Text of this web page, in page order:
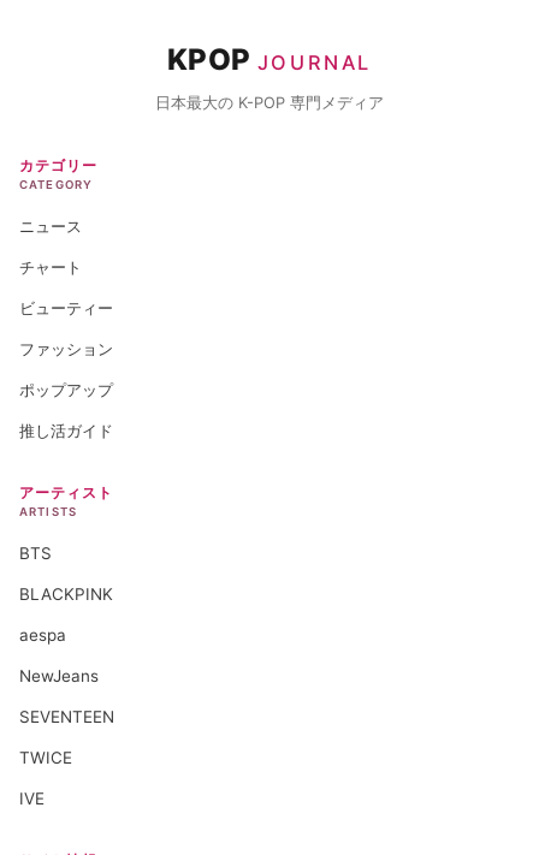
KPOP JOURNAL
日本最大の K-POP 専門メディア
カテゴリー
CATEGORY
ニュース
チャート
ビューティー
ファッション
ポップアップ
推し活ガイド
アーティスト
ARTISTS
BTS
BLACKPINK
aespa
NewJeans
SEVENTEEN
TWICE
IVE